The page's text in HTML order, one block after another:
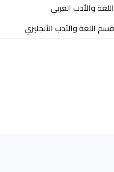
اللغة والأدب العربي
قسم اللغة والأدب الأنجليزي